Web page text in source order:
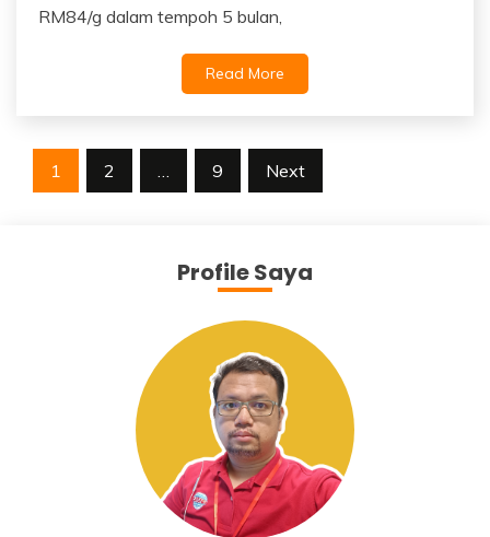
RM84/g dalam tempoh 5 bulan,
Read More
Posts
1 2 … 9 Next
Profile Saya